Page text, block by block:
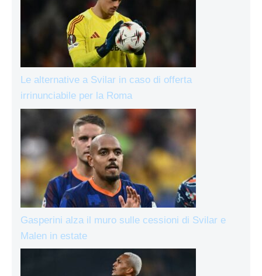
Le alternative a Svilar in caso di offerta
irrinunciabile per la Roma
Gasperini alza il muro sulle cessioni di Svilar e
Malen in estate